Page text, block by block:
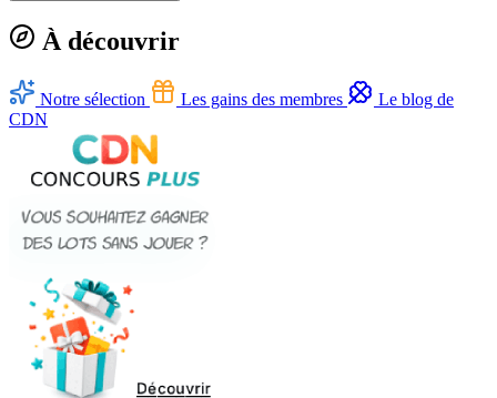
À découvrir
Notre sélection Les gains des membres
Le blog de
CDN